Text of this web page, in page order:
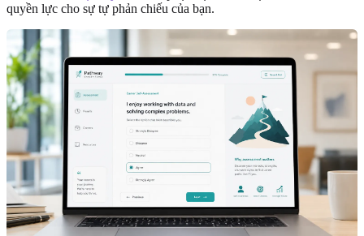
quyền lực cho sự tự phản chiếu của bạn.